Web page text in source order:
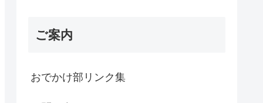
ご案内
おでかけ部リンク集